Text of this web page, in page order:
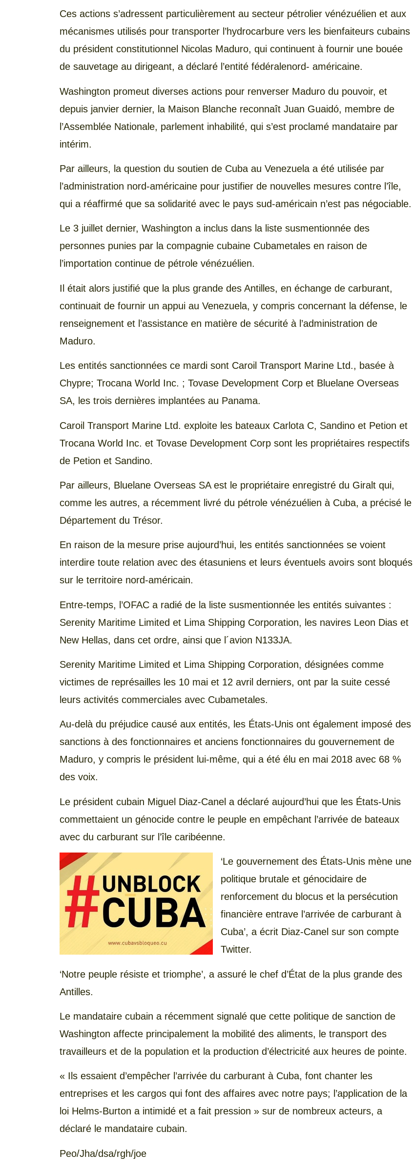
Ces actions s’adressent particulièrement au secteur pétrolier vénézuélien et aux
mécanismes utilisés pour transporter l’hydrocarbure vers les bienfaiteurs cubains
du président constitutionnel Nicolas Maduro, qui continuent à fournir une bouée
de sauvetage au dirigeant, a déclaré l’entité fédéralenord- américaine.
Washington promeut diverses actions pour renverser Maduro du pouvoir, et
depuis janvier dernier, la Maison Blanche reconnaît Juan Guaidó, membre de
l’Assemblée Nationale, parlement inhabilité, qui s’est proclamé mandataire par
intérim.
Par ailleurs, la question du soutien de Cuba au Venezuela a été utilisée par
l’administration nord-américaine pour justifier de nouvelles mesures contre l’île,
qui a réaffirmé que sa solidarité avec le pays sud-américain n’est pas négociable.
Le 3 juillet dernier, Washington a inclus dans la liste susmentionnée des
personnes punies par la compagnie cubaine Cubametales en raison de
l’importation continue de pétrole vénézuélien.
Il était alors justifié que la plus grande des Antilles, en échange de carburant,
continuait de fournir un appui au Venezuela, y compris concernant la défense, le
renseignement et l’assistance en matière de sécurité à l’administration de
Maduro.
Les entités sanctionnées ce mardi sont Caroil Transport Marine Ltd., basée à
Chypre; Trocana World Inc. ; Tovase Development Corp et Bluelane Overseas
SA, les trois dernières implantées au Panama.
Caroil Transport Marine Ltd. exploite les bateaux Carlota C, Sandino et Petion et
Trocana World Inc. et Tovase Development Corp sont les propriétaires respectifs
de Petion et Sandino.
Par ailleurs, Bluelane Overseas SA est le propriétaire enregistré du Giralt qui,
comme les autres, a récemment livré du pétrole vénézuélien à Cuba, a précisé le
Département du Trésor.
En raison de la mesure prise aujourd’hui, les entités sanctionnées se voient
interdire toute relation avec des étasuniens et leurs éventuels avoirs sont bloqués
sur le territoire nord-américain.
Entre-temps, l’OFAC a radié de la liste susmentionnée les entités suivantes :
Serenity Maritime Limited et Lima Shipping Corporation, les navires Leon Dias et
New Hellas, dans cet ordre, ainsi que l´avion N133JA.
Serenity Maritime Limited et Lima Shipping Corporation, désignées comme
victimes de représailles les 10 mai et 12 avril derniers, ont par la suite cessé
leurs activités commerciales avec Cubametales.
Au-delà du préjudice causé aux entités, les États-Unis ont également imposé des
sanctions à des fonctionnaires et anciens fonctionnaires du gouvernement de
Maduro, y compris le président lui-même, qui a été élu en mai 2018 avec 68 %
des voix.
Le président cubain Miguel Diaz-Canel a déclaré aujourd’hui que les États-Unis
commettaient un génocide contre le peuple en empêchant l’arrivée de bateaux
avec du carburant sur l’île caribéenne.
‘Le gouvernement des États-Unis mène une
politique brutale et génocidaire de
renforcement du blocus et la persécution
financière entrave l’arrivée de carburant à
Cuba’, a écrit Diaz-Canel sur son compte
Twitter.
‘Notre peuple résiste et triomphe’, a assuré le chef d’État de la plus grande des
Antilles.
Le mandataire cubain a récemment signalé que cette politique de sanction de
Washington affecte principalement la mobilité des aliments, le transport des
travailleurs et de la population et la production d’électricité aux heures de pointe.
« Ils essaient d’empêcher l’arrivée du carburant à Cuba, font chanter les
entreprises et les cargos qui font des affaires avec notre pays; l’application de la
loi Helms-Burton a intimidé et a fait pression » sur de nombreux acteurs, a
déclaré le mandataire cubain.
Peo/Jha/dsa/rgh/joe